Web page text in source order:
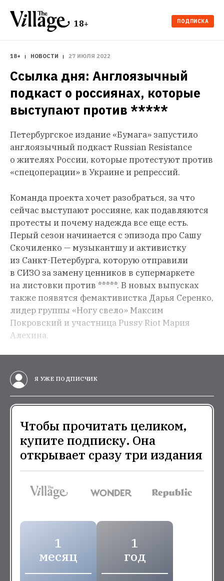
18+ ПОДПИСКА
18+ НОВОСТИ 27 ИЮЛЯ 2022
Ссылка дня: Англоязычный
подкаст о россиянах, которые
выступают против *****
Петербургское издание «Бумага» запустило
англоязычный подкаст Russian Resistance
о жителях России, которые протестуют против
«спецоперации» в Украине и репрессий.
Команда проекта хочет разобраться, за что
сейчас выступают россияне, как подавляются
протесты и почему надежда все еще есть.
Перый сезон начинается с эпизода про Сашу
Скочиленко — музыкантшу и активистку
из Санкт-Петербурга, которую отправили
в СИЗО за замену ценников в супермаркете
на листовки против *****. В новых выпусках
также появятся фемактивистка Дарья Серенко,
лидер группы «Ногу свело» Максим
Покровский и участница Pussy Riot Мария
Алехина.
Я УЖЕ ПОДПИСЧИК
Чтобы прочитать целиком,
купите подписку. Она
открывает сразу три издания
1
месяц
1
год